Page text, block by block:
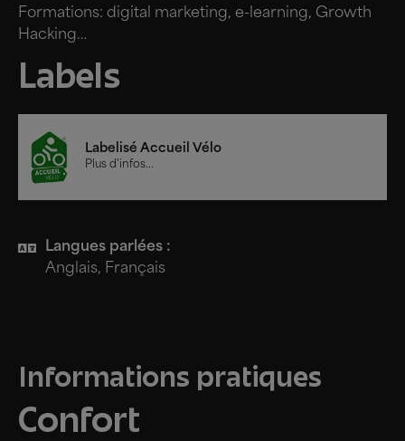
Formations: digital marketing, e-learning, Growth
Hacking…
Labels
Labelisé Accueil Vélo
Plus d'infos...
Langues parlées :
Anglais, Français
Informations pratiques
Confort